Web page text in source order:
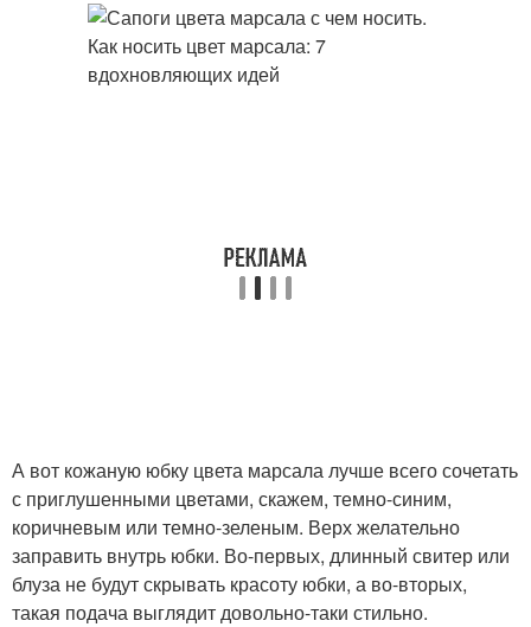
А вот кожаную юбку цвета марсала лучше всего сочетать
с приглушенными цветами, скажем, темно-синим,
коричневым или темно-зеленым. Верх желательно
заправить внутрь юбки. Во-первых, длинный свитер или
блуза не будут скрывать красоту юбки, а во-вторых,
такая подача выглядит довольно-таки стильно.